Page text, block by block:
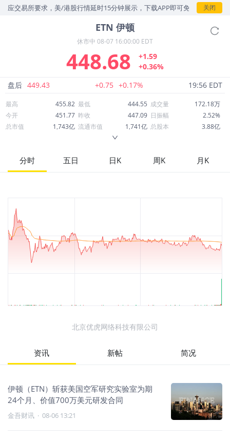
应交易所要求，美/港股行情延时15分钟展示，下载APP即可免费查看实时
关闭
ETN 伊顿
休市中 08-07 16:00:00 EDT
448.68
+1.59
+0.36%
盘后 449.43 +0.75 +0.17% 19:56 EDT
最高 455.82 最低 444.55 成交量
172.18万
今开
451.77 昨收 447.09 日振幅
2.52%
总市值
1,743亿 流通市值 1,741亿 总股本
3.88亿
52周最高
457.78 市盈率
45.68
股息
分时 五日 日K 周K 月K
北京优虎网络科技有限公司
资讯 新帖 简况
伊顿（ETN）斩获美国空军研究实验室为期
24个月、价值700万美元研发合同
金吾财讯 · 08-06 13:21